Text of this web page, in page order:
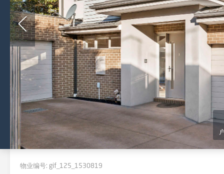
物业编号: gif_125_1530819